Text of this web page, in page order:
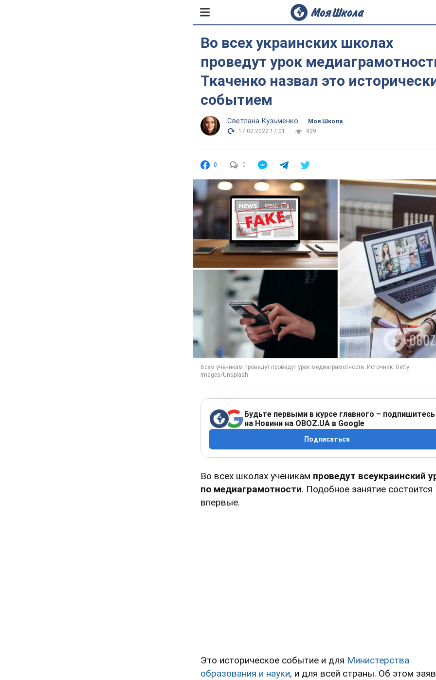
Во всех украинских школах
проведут урок
Ткаченко назвал это
событием
Светлана Кузьменко
Моя Школа
17.02.2022 17:01
939
0 0
Будьте первыми в курсе главного – подпишитесь
на Новини на OBOZ.UA в Google
Подписаться
Во всех школах ученикам проведут всеукраинский
по медиаграмотности. Подобное занятие состоится
впервые.
Это историческое событие и для Министерства
образования и науки, и для всей страны. Об этом